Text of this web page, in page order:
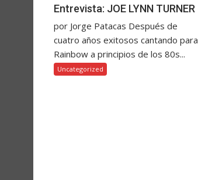
Entrevista: JOE LYNN TURNER
por Jorge Patacas Después de
cuatro años exitosos cantando para
Rainbow a principios de los 80s...
Uncategorized